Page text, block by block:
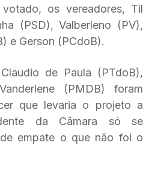
os vereadores, Til
(PSD), Valberleno (PV),
e Gerson (PCdoB).
de Paula (PTdoB),
(PMDB) foram
que levaria o projeto a
da Câmara só se
empate o que não foi o